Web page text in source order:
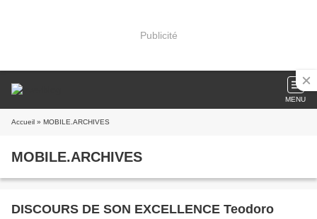
Publicité
MENU
Accueil » MOBILE.ARCHIVES
MOBILE.ARCHIVES
DISCOURS DE SON EXCELLENCE Teodoro